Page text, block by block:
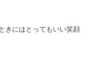
きにはとってもいい笑顔